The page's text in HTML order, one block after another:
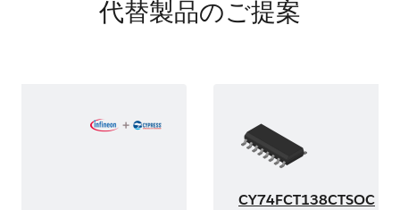
代替製品のご提案
CY74FCT138CTSOC